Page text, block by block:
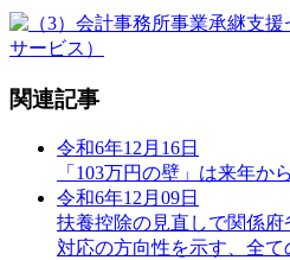
関連記事
令和6年12月16日
「103万円の壁」は来年か
令和6年12月09日
扶養控除の見直しで関係
対応の方向性を示す、全